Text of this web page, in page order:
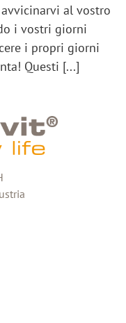
al vostro
i vostri giorni
i propri giorni
Questi [...]